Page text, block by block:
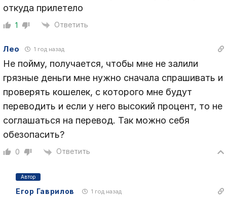
откуда прилетело
1 Ответить
Лео 1 год назад
Не пойму, получается, чтобы мне не залили
грязные деньги мне нужно сначала спрашивать и
проверять кошелек, с которого мне будут
переводить и если у него высокий процент, то не
соглашаться на перевод. Так можно себя
обезопасить?
0 Ответить
Автор
Егор Гаврилов 1 год назад